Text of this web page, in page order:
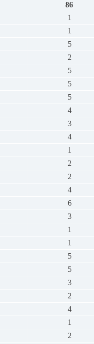
86
1
1
5
2
5
5
5
4
3
4
1
2
2
4
6
3
1
1
5
5
3
2
4
1
2